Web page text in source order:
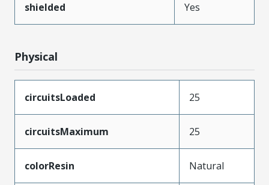
shielded Yes
Physical
circuitsLoaded 25
circuitsMaximum 25
colorResin Natural